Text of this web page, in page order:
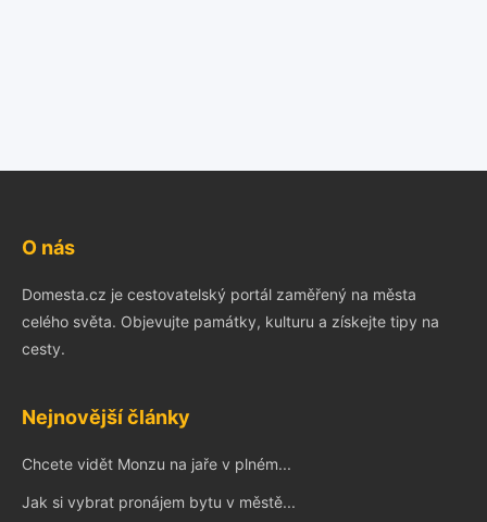
O nás
Domesta.cz je cestovatelský portál zaměřený na města
celého světa. Objevujte památky, kulturu a získejte tipy na
cesty.
Nejnovější články
Chcete vidět Monzu na jaře v plném...
Jak si vybrat pronájem bytu v městě...